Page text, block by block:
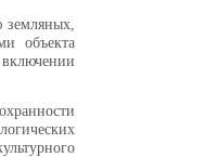
земляных,
объекта